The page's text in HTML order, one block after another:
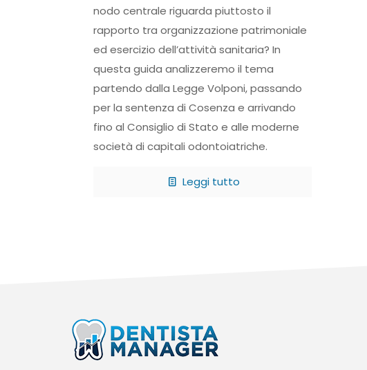
nodo centrale riguarda piuttosto il
rapporto tra organizzazione patrimoniale
ed esercizio dell’attività sanitaria? In
questa guida analizzeremo il tema
partendo dalla Legge Volponi, passando
per la sentenza di Cosenza e arrivando
fino al Consiglio di Stato e alle moderne
società di capitali odontoiatriche.
Leggi tutto